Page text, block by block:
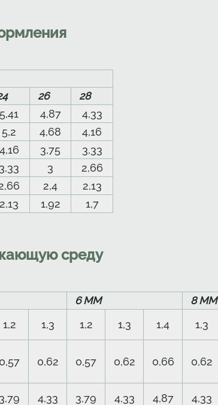
26 28
5,41 4,87
4,33
5,2 4,68
4,16
4,16 3,75
3,33
3,33 3
2,66
2,4
2,13
2,13 1,92 1,7
среду
6 ММ 8 ММ
1,2 1,3 1,2 1,3 1,4 1,3
0,57 0,62 0,57 0,62 0,66 0,62
3,79 4,33 3,79 4,33 4,87 4,33